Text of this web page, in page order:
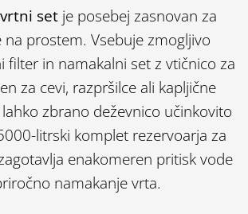
set je posebej zasnovan za
na prostem. Vsebuje zmogljivo
filter in namakalni set z vtičnico za
za cevi, razpršilce ali kapljične
zbrano deževnico učinkovito
litrski komplet rezervoarja za
enakomeren pritisk vode
namakanje vrta.